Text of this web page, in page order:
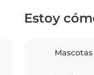
Estoy
Mascotas